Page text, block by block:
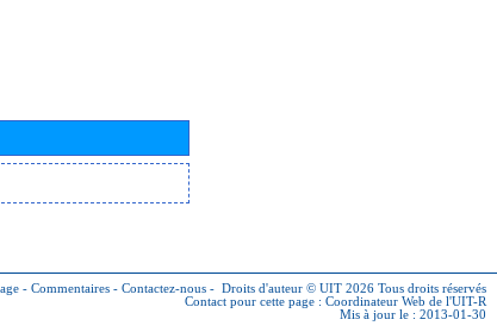
- Commentaires - Contactez-nous - Droits d'auteur © UIT 2026 Tous droits réservés
Contact pour cette page : Coordinateur Web de l'UIT-R
Mis à jour le : 2013-01-30